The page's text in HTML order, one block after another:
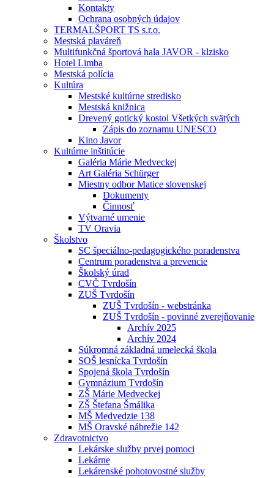
Kontakty
Ochrana osobných údajov
TERMALŠPORT TS s.r.o.
Mestská plaváreň
Multifunkčná športová hala JAVOR - klzisko
Hotel Limba
Mestská polícia
Kultúra
Mestské kultúrne stredisko
Mestská knižnica
Drevený gotický kostol Všetkých svätých
Zápis do zoznamu UNESCO
Kino Javor
Kultúrne inštitúcie
Galéria Márie Medveckej
Art Galéria Schürger
Miestny odbor Matice slovenskej
Dokumenty
Činnosť
Výtvarné umenie
TV Oravia
Školstvo
SC špeciálno-pedagogického poradenstva
Centrum poradenstva a prevencie
Školský úrad
CVČ Tvrdošín
ZUŠ Tvrdošín
ZUŠ Tvrdošín - webstránka
ZUŠ Tvrdošín - povinné zverejňovanie
Archív 2025
Archív 2024
Súkromná základná umelecká škola
SOŠ lesnícka Tvrdošín
Spojená škola Tvrdošín
Gymnázium Tvrdošín
ZŠ Márie Medveckej
ZŠ Štefana Šmálika
MŠ Medvedzie 138
MŠ Oravské nábrežie 142
Zdravotnictvo
Lekárske služby prvej pomoci
Lekárne
Lekárenské pohotovostné služby